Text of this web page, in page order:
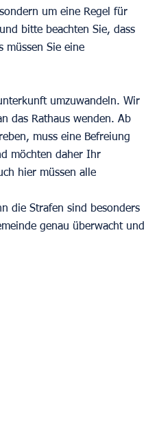
um eine Regel für
bitte beachten Sie, dass
müssen Sie eine
umzuwandeln. Wir
das Rathaus wenden. Ab
muss eine Befreiung
möchten daher Ihr
hier müssen alle
die Strafen sind besonders
genau überwacht und